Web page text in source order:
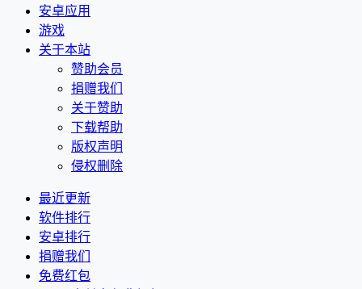
安卓应用
游戏
关于本站
赞助会员
捐赠我们
关于赞助
下载帮助
版权声明
侵权删除
最近更新
软件排行
安卓排行
捐赠我们
免费红包